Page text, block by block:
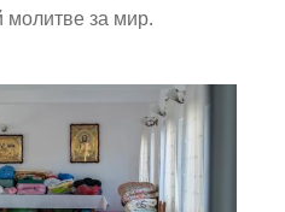
молитве за мир.